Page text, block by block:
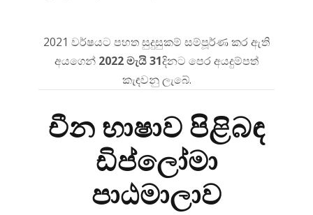
2021 වර්ෂයට පහත සුදුසුකම් සම්පූර්ණ කර ඇති
අයගෙන් 2022 මැයි 31දිනට පෙර අයදුම්පත්
කැඳවනු ලැබේ.
චීන භාෂාව පිළිබඳ
ඩිප්ලෝමා
පාඨමාලාව